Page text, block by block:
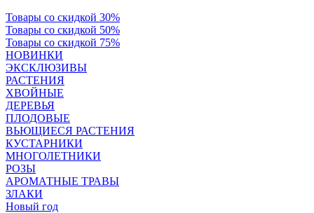
Товары со скидкой 30%
Товары со скидкой 50%
Товары со скидкой 75%
НОВИНКИ
ЭКСКЛЮЗИВЫ
РАСТЕНИЯ
ХВОЙНЫЕ
ДЕРЕВЬЯ
ПЛОДОВЫЕ
ВЬЮЩИЕСЯ РАСТЕНИЯ
КУСТАРНИКИ
МНОГОЛЕТНИКИ
РОЗЫ
АРОМАТНЫЕ ТРАВЫ
ЗЛАКИ
Новый год